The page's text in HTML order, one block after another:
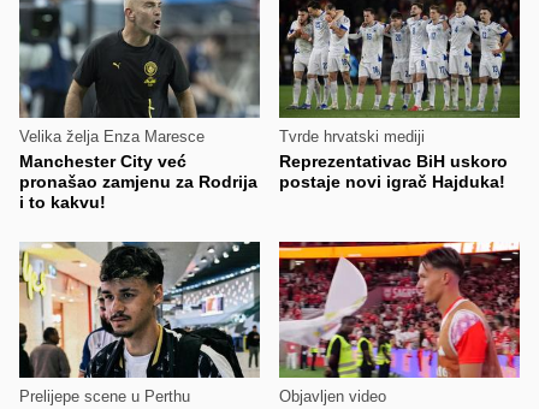
Velika želja Enza Maresce
Manchester City već
pronašao zamjenu za Rodrija
i to kakvu!
Tvrde hrvatski mediji
Reprezentativac BiH uskoro
postaje novi igrač Hajduka!
Prelijepe scene u Perthu Objavljen video